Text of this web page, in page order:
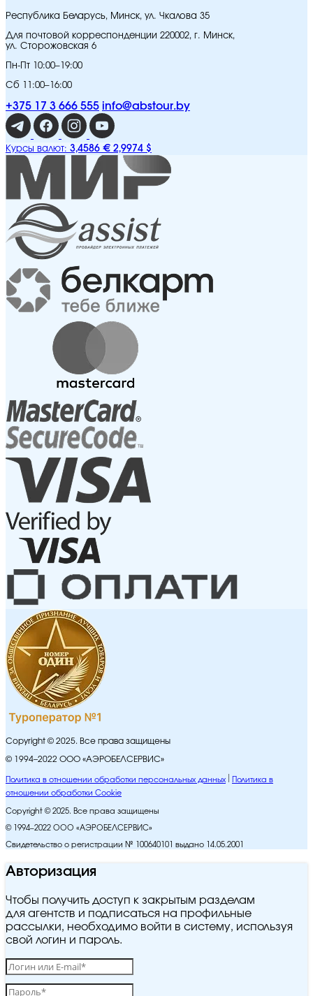
Республика Беларусь, Минск, ул. Чкалова 35
Для почтовой корреспонденции 220002, г. Минск,
ул. Сторожовская 6
Пн-Пт 10:00–19:00
Сб 11:00–16:00
+375 17 3 666 555 info@abstour.by
Курсы валют: 3,4586 € 2,9974 $
Copyright © 2025. Все права защищены
© 1994–2022 ООО «АЭРОБЕЛСЕРВИС»
Политика в отношении обработки персональных данных
Политика в
отношении обработки Cookie
Copyright © 2025. Все права защищены
© 1994–2022 ООО «АЭРОБЕЛСЕРВИС»
Свидетельство о регистрации № 100640101 выдано 14.05.2001
Авторизация
Чтобы получить доступ к закрытым разделам
для агентств и подписаться на профильные
рассылки, необходимо войти в систему, используя
свой логин и пароль.